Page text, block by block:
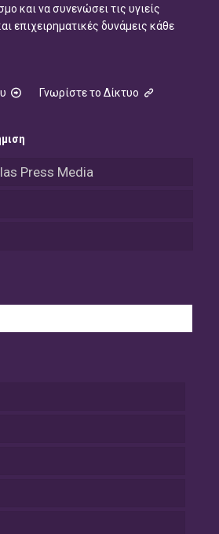
και να συνενώσει τις υγιείς
επιχειρηματικές δυνάμεις κάθε
Γνωρίστε το Δίκτυο
Press Media